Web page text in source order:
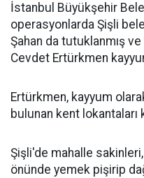
İstanbul Büyükşehir
operasyonlarda Şişli
Şahan da tutuklanmış
Cevdet Ertürkmen
Ertürkmen, kayyum
bulunan kent lokantaları
Şişli'de mahalle sakinleri,
önünde yemek pişirip